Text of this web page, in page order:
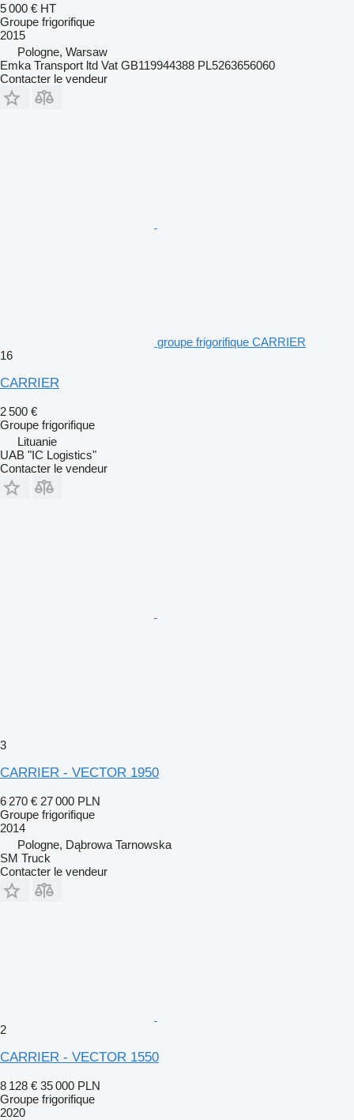
5 000 € HT
Groupe frigorifique
2015
Pologne, Warsaw
Emka Transport ltd Vat GB119944388 PL5263656060
Contacter le vendeur
groupe frigorifique CARRIER
16
CARRIER
2 500 €
Groupe frigorifique
Lituanie
UAB "IC Logistics"
Contacter le vendeur
3
CARRIER - VECTOR 1950
6 270 € 27 000 PLN
Groupe frigorifique
2014
Pologne, Dąbrowa Tarnowska
SM Truck
Contacter le vendeur
2
CARRIER - VECTOR 1550
8 128 € 35 000 PLN
Groupe frigorifique
2020